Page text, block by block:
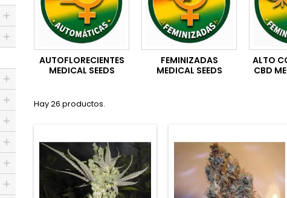
AUTOFLORECIENTES
MEDICAL SEEDS
FEMINIZADAS
MEDICAL SEEDS
ALTO
CBD
Hay 26 productos.